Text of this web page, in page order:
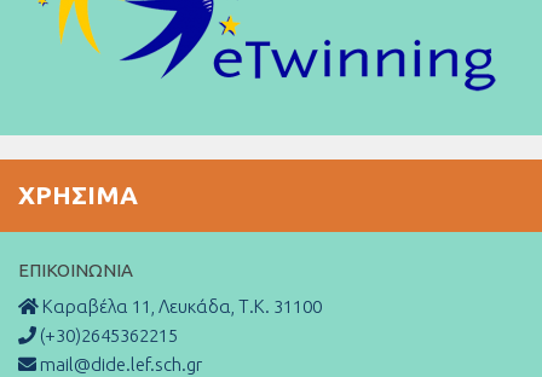
ΧΡΉΣΙΜΑ
ΕΠΙΚΟΙΝΩΝΊΑ
Καραβέλα 11, Λευκάδα, Τ.Κ. 31100
(+30)2645362215
mail@dide.lef.sch.gr